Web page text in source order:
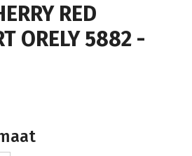
RED
ORELY 5882 -